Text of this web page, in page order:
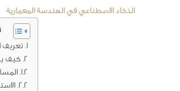
الذكاء الاصطناعي في الهندسة المعمارية
تعريف
كيف